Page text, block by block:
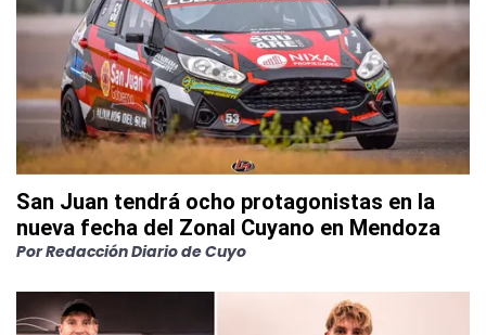
San Juan tendrá ocho protagonistas en la
nueva fecha del Zonal Cuyano en Mendoza
PorRedacción Diario de Cuyo